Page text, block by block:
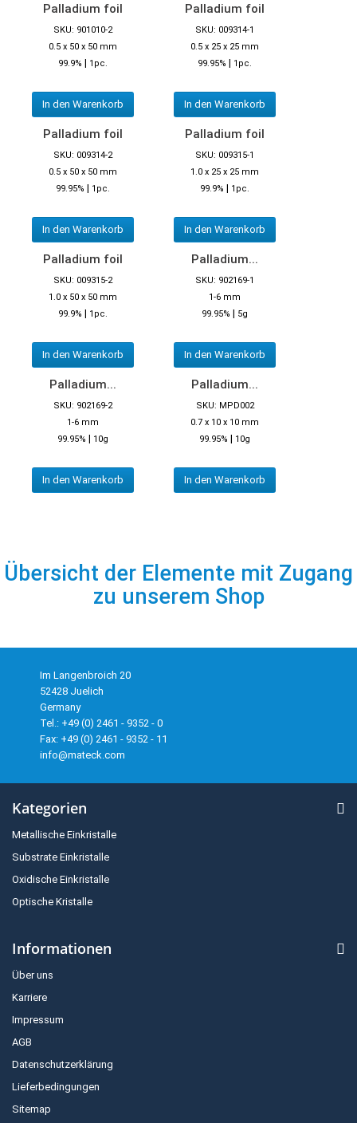
Palladium foil
SKU: 901010-2
0.5 x 50 x 50 mm
99.9% | 1pc.
In den Warenkorb
Palladium foil
SKU: 009314-1
0.5 x 25 x 25 mm
99.95% | 1pc.
In den Warenkorb
Palladium foil
SKU: 009314-2
0.5 x 50 x 50 mm
99.95% | 1pc.
In den Warenkorb
Palladium foil
SKU: 009315-1
1.0 x 25 x 25 mm
99.9% | 1pc.
In den Warenkorb
Palladium foil
SKU: 009315-2
1.0 x 50 x 50 mm
99.9% | 1pc.
In den Warenkorb
Palladium...
SKU: 902169-1
1-6 mm
99.95% | 5g
In den Warenkorb
Palladium...
SKU: 902169-2
1-6 mm
99.95% | 10g
In den Warenkorb
Palladium...
SKU: MPD002
0.7 x 10 x 10 mm
99.95% | 10g
In den Warenkorb
Übersicht der Elemente mit Zugang
zu unserem Shop
Im Langenbroich 20
52428 Juelich
Germany
Tel.: +49 (0) 2461 - 9352 - 0
Fax: +49 (0) 2461 - 9352 - 11
info@mateck.com
Kategorien
Metallische Einkristalle
Substrate Einkristalle
Oxidische Einkristalle
Optische Kristalle
Informationen
Über uns
Karriere
Impressum
AGB
Datenschutzerklärung
Lieferbedingungen
Sitemap